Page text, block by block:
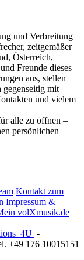
und Verbreitung
zeitgemäßer
Österreich,
Freunde dieses
aus, stellen
gegenseitig mit
und vielem
alle zu öffnen –
persönlichen
Kontakt zum
Impressum &
volXmusik.de
4U -
+49 176 10015151